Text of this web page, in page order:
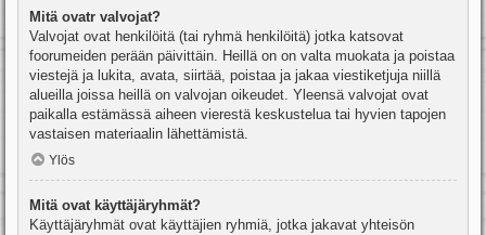
Mitä ovatr valvojat?
Valvojat ovat henkilöitä (tai ryhmä henkilöitä) jotka katsovat
foorumeiden perään päivittäin. Heillä on on valta muokata ja poistaa
viestejä ja lukita, avata, siirtää, poistaa ja jakaa viestiketjuja niillä
alueilla joissa heillä on valvojan oikeudet. Yleensä valvojat ovat
paikalla estämässä aiheen vierestä keskustelua tai hyvien tapojen
vastaisen materiaalin lähettämistä.
Ylös
Mitä ovat käyttäjäryhmät?
Käyttäjäryhmät ovat käyttäjien ryhmiä, jotka jakavat yhteisön